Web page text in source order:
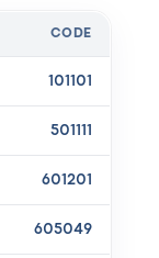
CODE
101101
501111
601201
605049